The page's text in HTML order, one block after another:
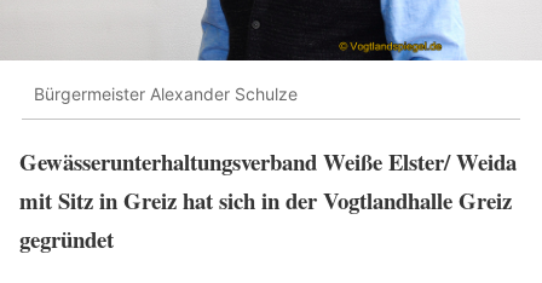
Bürgermeister Alexander Schulze
Gewässerunterhaltungsverband Weiße Elster/ Weida
mit Sitz in Greiz hat sich in der Vogtlandhalle Greiz
gegründet